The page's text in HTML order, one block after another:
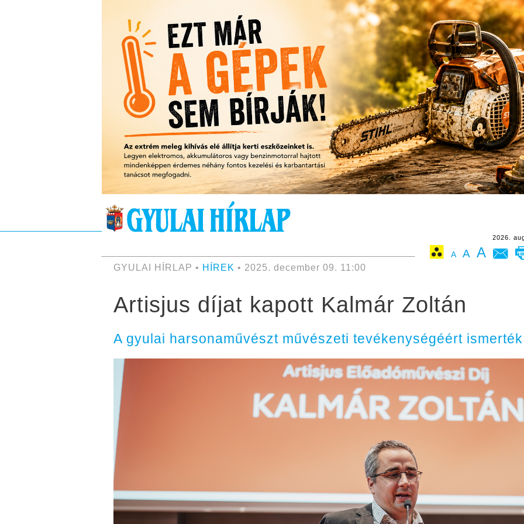
2026.
A A A
GYULAI HÍRLAP • HÍREK • 2025. december 09. 11:00
Artisjus díjat kapott Kalmár Zoltán
A gyulai harsonaművészt művészeti tevékenységéért